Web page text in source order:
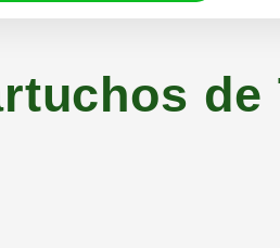
de